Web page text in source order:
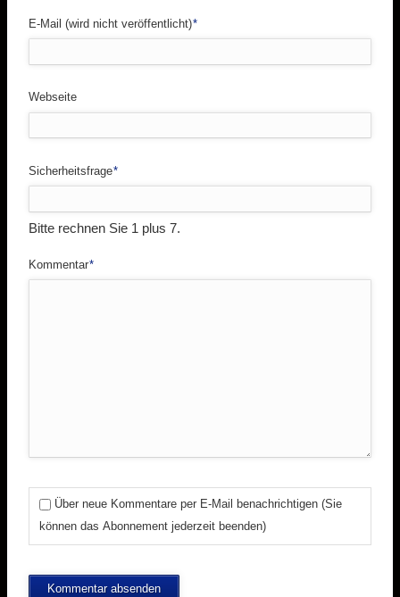
Pflichtfeld
E-Mail (wird nicht veröffentlicht)*
Webseite
Pflichtfeld
Sicherheitsfrage*
Bitte rechnen Sie 1 plus 7.
Pflichtfeld
Kommentar*
Über neue Kommentare per E-Mail benachrichtigen (Sie
können das Abonnement jederzeit beenden)
Kommentar absenden